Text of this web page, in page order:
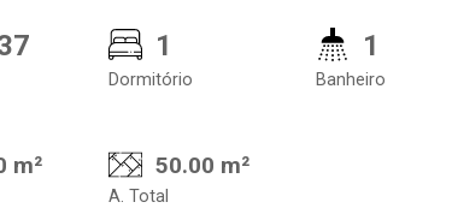
1
Dormitório
1
Banheiro
m² 50.00 m²
A. Total